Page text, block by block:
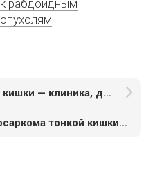
к рабдоидным
опухолям
Карцинома (рак) прямой кишки — клиника, диагностика, лечение
Лейомиома и лейомиосаркома тонкой кишки — диагностика, лечение